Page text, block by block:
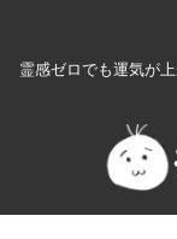
霊感ゼロでも運気が